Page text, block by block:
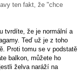
ten fakt, že "chce
tvrdíte, že je normální a
Teď už je z toho
Proti tomu se v podstatě
balkon, můžete ho
želva naráží na